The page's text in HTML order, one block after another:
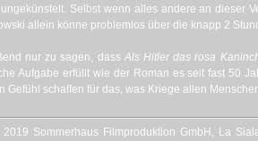
Selbst wenn alles andere an dieser
allein könne problemlos über die knapp 2
nur zu sagen, dass Als Hitler das rosa
Aufgabe erfüllt wie der Roman es seit fast 50
Gefühl schaffen für das, was Kriege allen
2019 Sommerhaus Filmproduktion GmbH, La